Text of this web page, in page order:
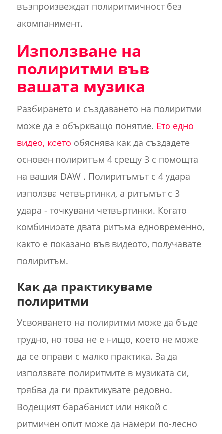
възпроизвеждат полиритмичност без
акомпанимент.
Използване на
полиритми във
вашата музика
Разбирането и създаването на полиритми
може да е объркващо понятие. Ето едно
видео, което обяснява как да създадете
основен полиритъм 4 срещу 3 с помощта
на вашия DAW . Полиритъмът с 4 удара
използва четвъртинки, а ритъмът с 3
удара - точкувани четвъртинки. Когато
комбинирате двата ритъма едновременно,
както е показано във видеото, получавате
полиритъм.
Как да практикуваме
полиритми
Усвояването на полиритми може да бъде
трудно, но това не е нищо, което не може
да се оправи с малко практика. За да
използвате полиритмите в музиката си,
трябва да ги практикувате редовно.
Водещият барабанист или някой с
ритмичен опит може да намери по-лесно